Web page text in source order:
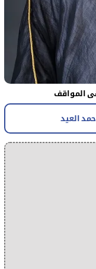
المواقف
العيد